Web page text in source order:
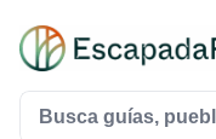
contenido
Buscar: